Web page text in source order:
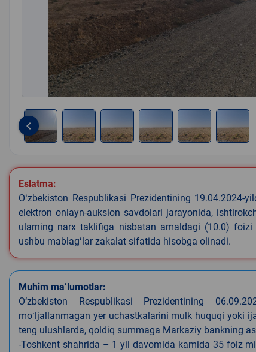
6
keyboard_arrow_left
Eslatma:
Oʻzbekiston Respublikasi Prezidentining 19.04.2024-
elektron onlayn-auksion savdolari jarayonida,
ularning narx taklifiga nisbatan amaldagi (10.0) foizi
ushbu mablagʻlar zakalat sifatida hisobga olinadi.
Muhim ma’lumotlar:
O‘zbekiston Respublikasi Prezidentining
moʻljallanmagan yer uchastkalarini mulk huquqi yoki
teng ulushlarda, qoldiq summaga Markaziy bankning
-Toshkent shahrida – 1 yil davomida kamida 35 foiz